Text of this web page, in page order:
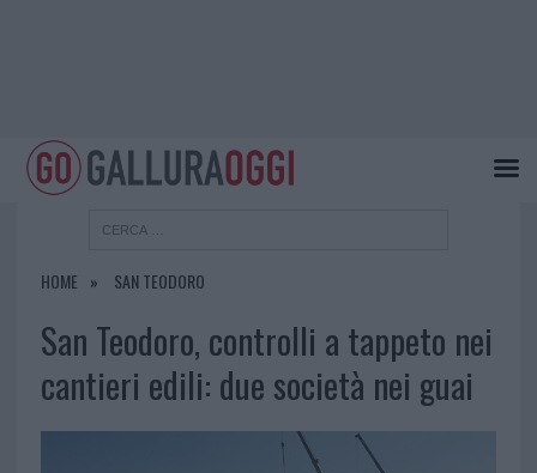
HOME SAN TEODORO
San Teodoro, controlli a tappeto nei
cantieri edili: due società nei guai